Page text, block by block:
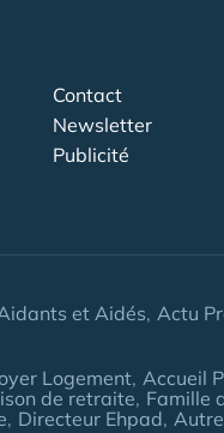
Contact
Newsletter
Publicité
et Aidés Actu
Logement Accueil
de retraite Famille
Directeur Ehpad Autre